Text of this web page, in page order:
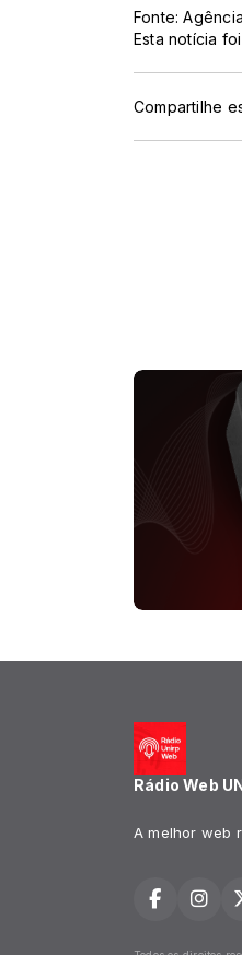
Fonte:
Esta notícia
Compartilhe
Rádio Web
A melhor web